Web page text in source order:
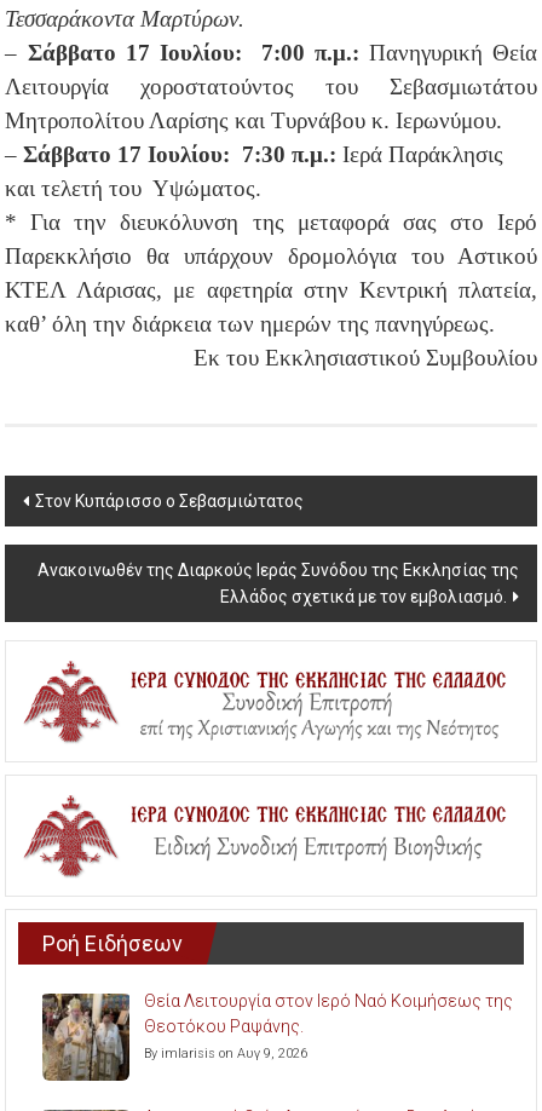
Τεσσαράκοντα Μαρτύρων.
– Σάββατο 17 Ιουλίου: 7:00 π.μ.: Πανηγυρική Θεία
Λειτουργία χοροστατούντος του Σεβασμιωτάτου
Μητροπολίτου Λαρίσης και Τυρνάβου κ. Ιερωνύμου.
–Σάββατο 17 Ιουλίου: 7:30 π.μ.: Ιερά Παράκλησις
και τελετή του Υψώματος.
* Για την διευκόλυνση της μεταφορά σας στο Ιερό
Παρεκκλήσιο θα υπάρχουν δρομολόγια του Αστικού
ΚΤΕΛ Λάρισας, με αφετηρία στην Κεντρική πλατεία,
καθ’ όλη την διάρκεια των ημερών της πανηγύρεως.
Εκ του Εκκλησιαστικού Συμβουλίου
Post
navigation
Στον Κυπάρισσο ο Σεβασμιώτατος
Ανακοινωθέν της Διαρκούς Ιεράς Συνόδου της Εκκλησίας της
Ελλάδος σχετικά με τον εμβολιασμό.
Ροή Ειδήσεων
Θεία Λειτουργία στον Ιερό Ναό Κοιμήσεως της
Θεοτόκου Ραψάνης.
By imlarisis on Αυγ 9, 2026